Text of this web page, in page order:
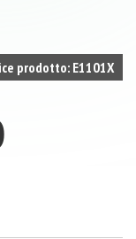
prodotto: E1101X